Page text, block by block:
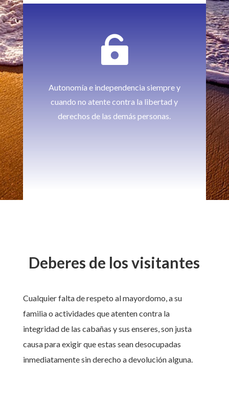

Autonomía e independencia siempre y
cuando no atente contra la libertad y
derechos de las demás personas.
Deberes de los visitantes
Cualquier falta de respeto al mayordomo, a su
familia o actividades que atenten contra la
integridad de las cabañas y sus enseres, son justa
causa para exigir que estas sean desocupadas
inmediatamente sin derecho a devolución alguna.